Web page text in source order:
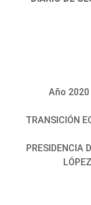
Año 2020
TRANSICIÓN
PRESIDENCIA